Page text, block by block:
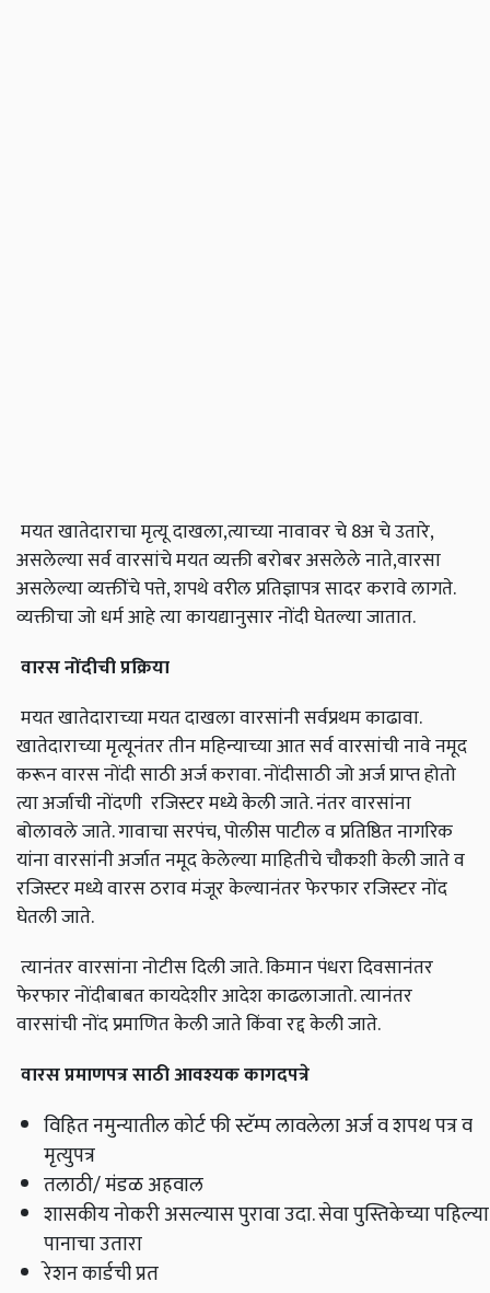
मयत खातेदाराचा मृत्यू दाखला,त्याच्या नावावर चे 8अ चे उतारे,
असलेल्या सर्व वारसांचे मयत व्यक्ती बरोबर असलेले नाते,वारसा
असलेल्या व्यक्तींचे पत्ते, शपथे वरील प्रतिज्ञापत्र सादर करावे लागते.
व्यक्तीचा जो धर्म आहे त्या कायद्यानुसार नोंदी घेतल्या जातात.
वारस नोंदीची प्रक्रिया
मयत खातेदाराच्या मयत दाखला वारसांनी सर्वप्रथम काढावा.
खातेदाराच्या मृत्यूनंतर तीन महिन्याच्या आत सर्व वारसांची नावे नमूद
करून वारस नोंदी साठी अर्ज करावा. नोंदीसाठी जो अर्ज प्राप्त होतो
त्या अर्जाची नोंदणी रजिस्टर मध्ये केली जाते. नंतर वारसांना
बोलावले जाते. गावाचा सरपंच, पोलीस पाटील व प्रतिष्ठित नागरिक
यांना वारसांनी अर्जात नमूद केलेल्या माहितीचे चौकशी केली जाते व
रजिस्टर मध्ये वारस ठराव मंजूर केल्यानंतर फेरफार रजिस्टर नोंद
घेतली जाते.
त्यानंतर वारसांना नोटीस दिली जाते. किमान पंधरा दिवसानंतर
फेरफार नोंदीबाबत कायदेशीर आदेश काढलाजातो. त्यानंतर
वारसांची नोंद प्रमाणित केली जाते किंवा रद्द केली जाते.
वारस प्रमाणपत्र साठी आवश्यक कागदपत्रे
विहित नमुन्यातील कोर्ट फी स्टॅम्प लावलेला अर्ज व शपथ पत्र व
मृत्युपत्र
तलाठी/ मंडळ अहवाल
शासकीय नोकरी असल्यास पुरावा उदा. सेवा पुस्तिकेच्या पहिल्या
पानाचा उतारा
रेशन कार्डची प्रत